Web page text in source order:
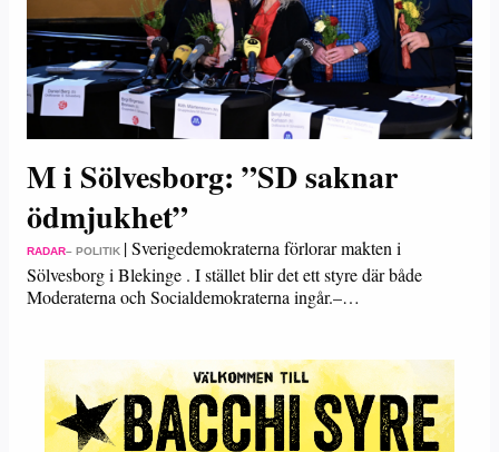
M i Sölvesborg: ”SD saknar
ödmjukhet”
RADAR– POLITIK |Sverigedemokraterna förlorar makten i
Sölvesborg i Blekinge . I stället blir det ett styre där både
Moderaterna och Socialdemokraterna ingår.–…